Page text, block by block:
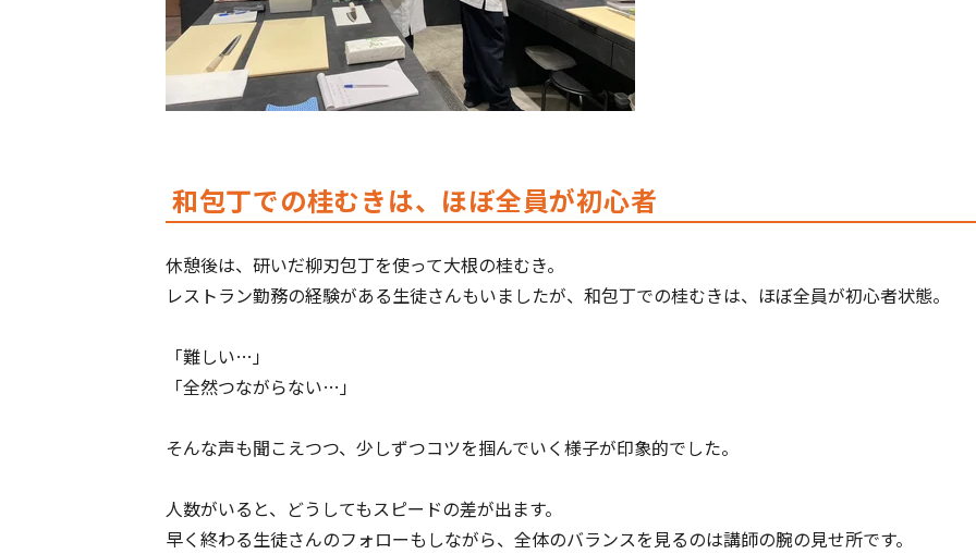
和包丁での桂むきは、ほぼ全員が初心者
休憩後は、研いだ柳刃包丁を使って大根の桂むき。
レストラン勤務の経験がある生徒さんもいましたが、和包丁での桂むきは、ほぼ全員が初心者状態。
「難しい…」
「全然つながらない…」
そんな声も聞こえつつ、少しずつコツを掴んでいく様子が印象的でした。
人数がいると、どうしてもスピードの差が出ます。
早く終わる生徒さんのフォローもしながら、全体のバランスを見るのは講師の腕の見せ所です。